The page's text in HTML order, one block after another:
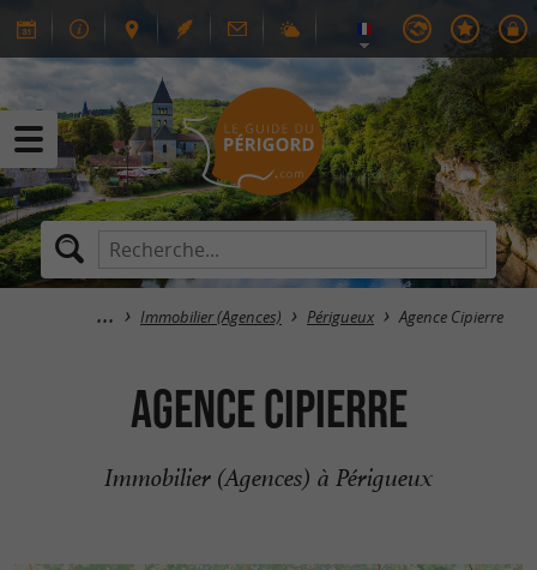
Immobilier (Agences) Périgueux Agence Cipierre
Agence Cipierre
Immobilier (Agences) à Périgueux